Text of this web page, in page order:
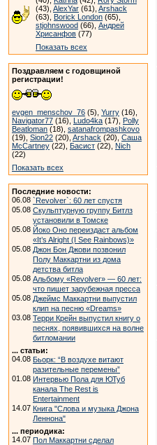
(43), AlexYar (61), Arshack
(63), Borick London (65),
stjohnswood (66), Андрей
Хрисанфов (77)
Показать всех
Поздравляем с годовщиной
регистрации!
evgen_menschov_76 (5), Yurry (16),
Navigator77 (16), Ludo4ka (17), Polly
Beatloman (18), satanafrompashkovo
(19), Sion22 (20), Arshack (20), Саша
McCartney (22), Басист (22), Nich
(22)
Показать всех
Последние новости:
06.08 `Revolver`: 60 лет спустя
05.08 Скульптурную группу Битлз
установили в Томске
05.08 Йоко Оно переиздаст альбом
«It’s Alright (I See Rainbows)»
05.08 Джон Бон Джови позвонил
Полу Маккартни из дома
детства битла
05.08 Альбому «Revolver» — 60 лет:
что пишет зарубежная пресса
05.08 Джеймс Маккартни выпустил
клип на песню «Dreams»
03.08 Терри Крейн выпустил книгу о
песнях, появившихся на волне
битломании
... статьи:
04.08 Бьорк: “В воздухе витают
разительные перемены”
01.08 Интервью Пола для ЮТуб
канала The Rest is
Entertainment
14.07 Книга "Слова и музыка Джона
Леннона"
... периодика:
14.07 Пол Маккартни сделал